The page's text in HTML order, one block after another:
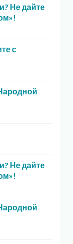
Не дайте
с
Не дайте